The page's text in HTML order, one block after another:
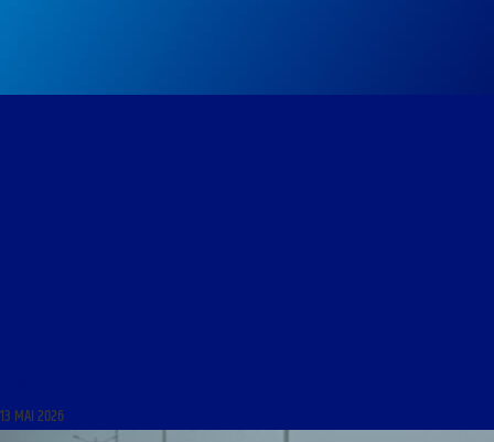
13 MAI 2026